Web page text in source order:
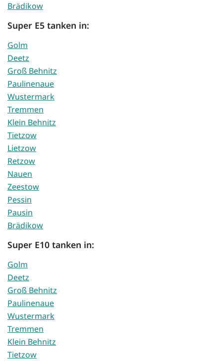
Brädikow
Super E5 tanken in:
Golm
Deetz
Groß Behnitz
Paulinenaue
Wustermark
Tremmen
Klein Behnitz
Tietzow
Lietzow
Retzow
Nauen
Zeestow
Pessin
Pausin
Brädikow
Super E10 tanken in:
Golm
Deetz
Groß Behnitz
Paulinenaue
Wustermark
Tremmen
Klein Behnitz
Tietzow